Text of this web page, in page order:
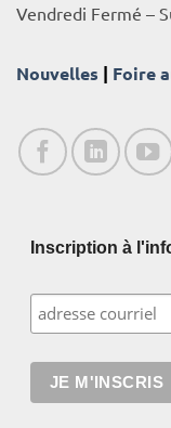
Vendredi Fermé –
Nouvelles | Foire
Inscription à